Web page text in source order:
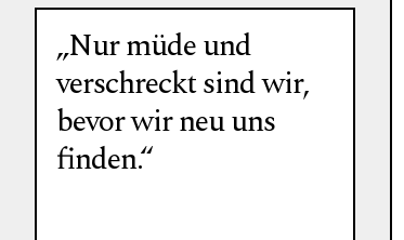
„Nur müde und
verschreckt sind wir,
bevor wir neu uns
finden.“